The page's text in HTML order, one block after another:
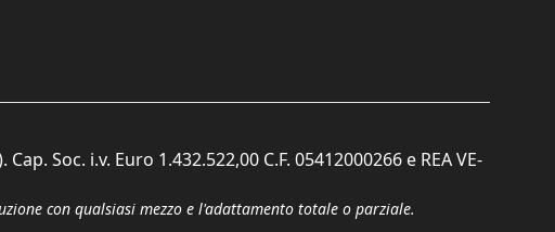
Soc. i.v. Euro 1.432.522,00 C.F. 05412000266 e REA VE-
con qualsiasi mezzo e l'adattamento totale o parziale.